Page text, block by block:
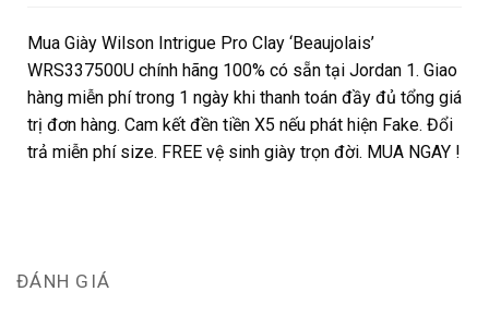
Mua Giày Wilson Intrigue Pro Clay ‘Beaujolais’
WRS337500U chính hãng 100% có sẵn tại Jordan 1. Giao
hàng miễn phí trong 1 ngày khi thanh toán đầy đủ tổng giá
trị đơn hàng. Cam kết đền tiền X5 nếu phát hiện Fake. Đổi
trả miễn phí size. FREE vệ sinh giày trọn đời. MUA NGAY !
ĐÁNH GIÁ